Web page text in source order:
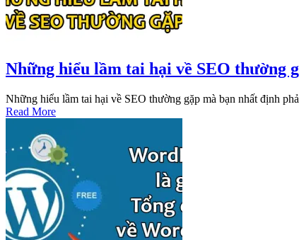
Những hiểu lầm tai hại về SEO thường
Những hiểu lầm tai hại về SEO thường gặp mà bạn nhất định
Read More